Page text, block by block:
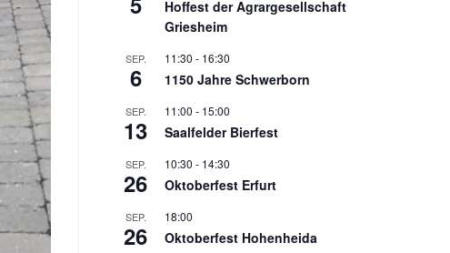
Hoffest der Agrargesellschaft
Griesheim
SEP.
6
11:30 - 16:30
1150 Jahre Schwerborn
SEP.
13
11:00 - 15:00
Saalfelder Bierfest
SEP.
26
10:30 - 14:30
Oktoberfest Erfurt
SEP.
26
18:00
Oktoberfest Hohenheida